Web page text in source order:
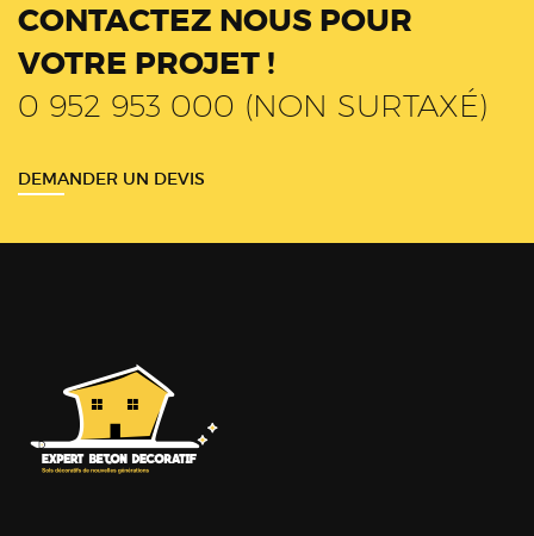
CONTACTEZ NOUS POUR
VOTRE PROJET !
0 952 953 000 (NON SURTAXÉ)
DEMANDER UN DEVIS